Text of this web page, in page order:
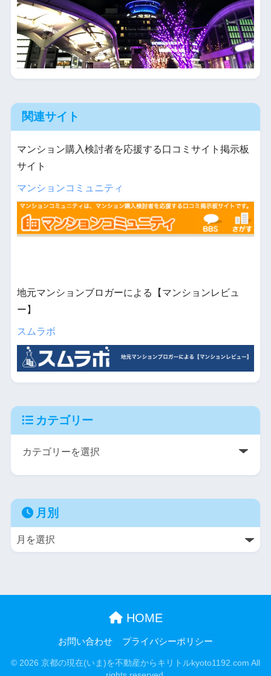
関連サイト
マンション購入検討者を応援する口コミサイト掲示板
サイト
マンションコミュニティ
地元マンションブロガーによる【マンションレビュ
ー】
スムラボ
カテゴリー
月別
HOME
お問い合わせ プライバシーポリシー
© 2026 京都の現在(いま)を不動産からキリトルkyoto1192.com All